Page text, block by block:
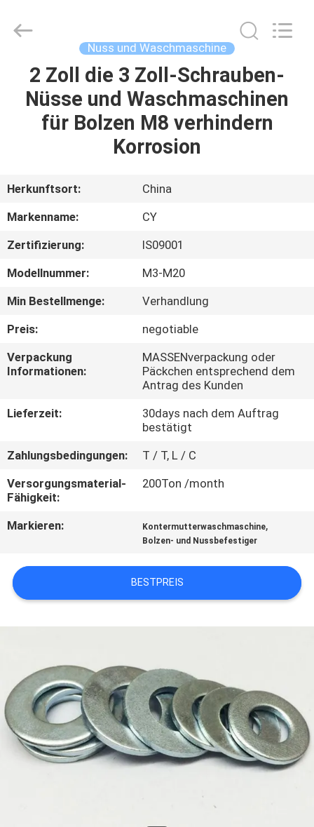
HAUS
PRODUKTE
UNS
AUSFLUG
QUALITÄTSKONTROLLE
TRETEN
SIE
UNS
VERBINDUNG
NACHRICHTEN
SIE EIN
ZITAT
PRIVACY
POLICY
Co,LTD.
Nuss und Waschmaschine
2 Zoll die 3 Zoll-Schrauben-
Nüsse und Waschmaschinen
für Bolzen M8 verhindern
Korrosion
Herkunftsort:
China
Markenname:
CY
Zertifizierung:
IS09001
Modellnummer:
M3-M20
Min Bestellmenge:
Verhandlung
Preis:
negotiable
Verpackung
Informationen:
MASSENverpackung oder
Päckchen entsprechend dem
Antrag des Kunden
Lieferzeit:
30days nach dem Auftrag
bestätigt
Zahlungsbedingungen:
T / T, L / C
Versorgungsmaterial-
Fähigkeit:
200Ton /month
Markieren: Kontermutterwaschmaschine,
Bolzen- und Nussbefestiger
BESTPREIS